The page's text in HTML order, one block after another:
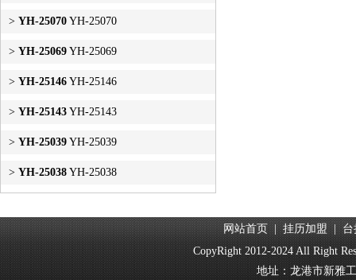
> YH-25070 YH-25070
> YH-25069 YH-25069
> YH-25146 YH-25146
> YH-25143 YH-25143
> YH-25039 YH-25039
> YH-25038 YH-25038
网站首页 | 挂历加盟 | 台
CopyRight 2012-2024 All Right
地址：龙港市新雅